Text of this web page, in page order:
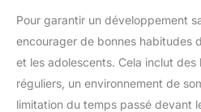
Pour garantir un développement
encourager de bonnes habitudes
et les adolescents. Cela inclut des
réguliers, un environnement de
limitation du temps passé devant